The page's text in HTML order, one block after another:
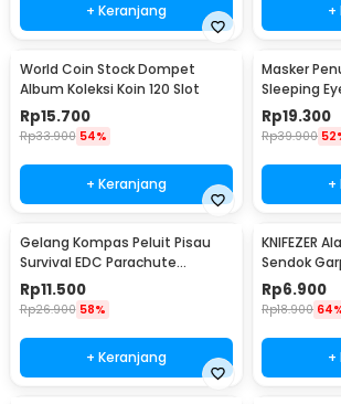
+ Keranjang +
World Coin Stock Dompet
Album Koleksi Koin 120 Slot
Rp15.700
Rp33.900 54%
+ Keranjang
Masker
Sleeping
- LC30
Rp19.300
Rp39.900
+
Gelang Kompas Peluit Pisau
Survival EDC Parachute
Bracelet - B002-6
Rp11.500
Rp26.900 58%
+ Keranjang
KNIFEZER
Sendok
Travel 20cm
Rp6.900
Rp18.900
+